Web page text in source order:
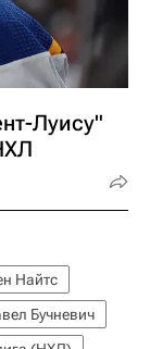
Луису"
Найтс
Бучневич